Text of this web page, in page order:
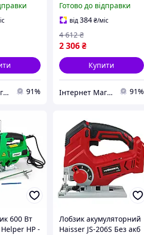
по
Лобзик
MTS
Інтернет Магазин "StepShop" 91%
лобзик по дереву,
Лобзик електро, Лобзик
по дереву, MTS
Готово до відправки
від384 ₴/міс
2 306 ₴
4 612 ₴
Купити
Інтернет Магазин "StepShop" 91%
600 Вт
HP -
Лобзик акумуляторний
Haisser JS-206S Без акб